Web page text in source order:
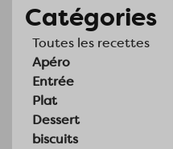
Catégories
Toutes les recettes
Apéro
Entrée
Plat
Dessert
biscuits